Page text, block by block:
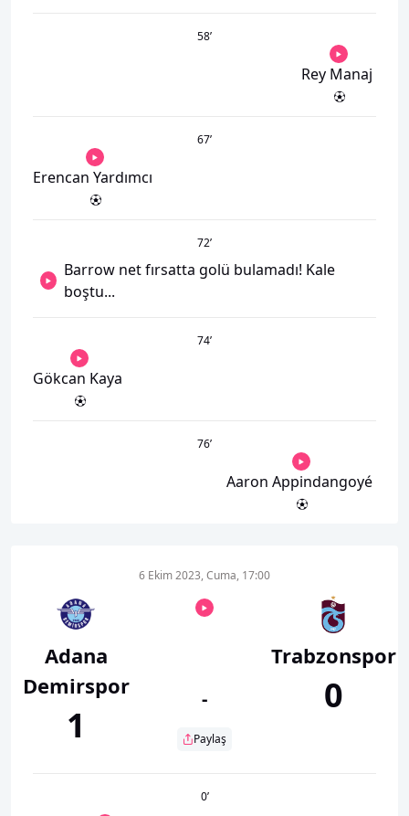
58’
Rey Manaj
67’
Erencan Yardımcı
72’
Barrow net fırsatta golü bulamadı! Kale
boştu...
74’
Gökcan Kaya
76’
Aaron Appindangoyé
Adana
Demirspor
1
6 Ekim 2023, Cuma, 17:00
-
Paylaş
Trabzonspor
0
0’